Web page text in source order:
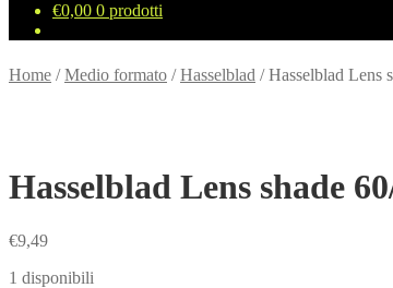
€0,00 0 prodotti
Home /Medio formato /Hasselblad /Hasselblad Lens
Hasselblad Lens shade
€9,49
1 disponibili